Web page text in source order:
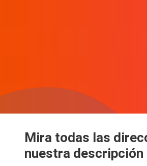
Mira todas las
nuestra descripción